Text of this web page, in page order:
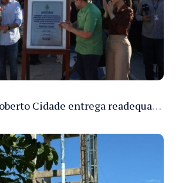
Governador Roberto Cidade entrega readequação do ambulatório da FCecon e amplia capacidade de atendimento oncológico em Manaus